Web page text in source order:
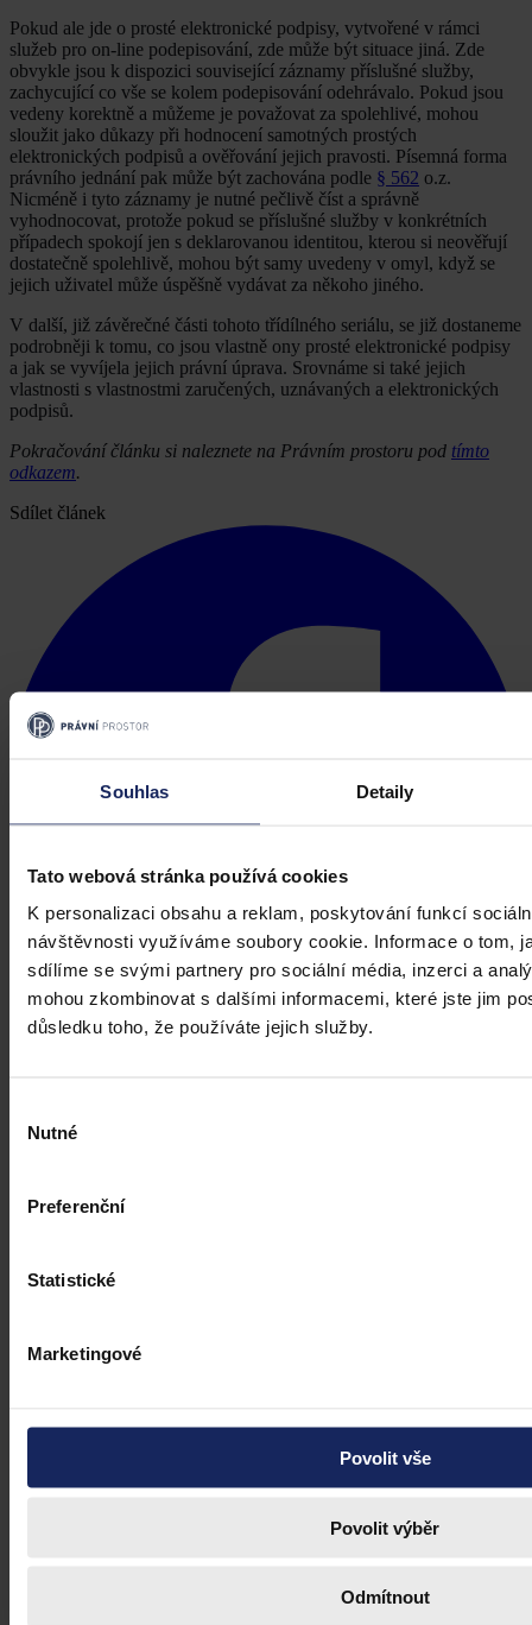
Souhlas Detaily
Tato webová stránka používá cookies
K personalizaci obsahu a reklam, poskytování funkcí
návštěvnosti využíváme soubory cookie. Informace o tom,
sdílíme se svými partnery pro sociální média, inzerci a
mohou zkombinovat s dalšími informacemi, které jste jim
důsledku toho, že používáte jejich služby.
souhlasu
Nutné
Preferenční
Statistické
Marketingové
Povolit vše
Povolit výběr
Odmítnout
Pokud ale jde o prosté elektronické podpisy, vytvořené v rámci
služeb pro on-line podepisování, zde může být situace jiná. Zde
obvykle jsou k dispozici související záznamy příslušné služby,
zachycující co vše se kolem podepisování odehrávalo. Pokud jsou
vedeny korektně a můžeme je považovat za spolehlivé, mohou
sloužit jako důkazy při hodnocení samotných prostých
elektronických podpisů a ověřování jejich pravosti. Písemná forma
právního jednání pak může být zachována podle § 562 o.z.
Nicméně i tyto záznamy je nutné pečlivě číst a správně
vyhodnocovat, protože pokud se příslušné služby v konkrétních
případech spokojí jen s deklarovanou identitou, kterou si neověřují
dostatečně spolehlivě, mohou být samy uvedeny v omyl, když se
jejich uživatel může úspěšně vydávat za někoho jiného.
V další, již závěrečné části tohoto třídílného seriálu, se již dostaneme
podrobněji k tomu, co jsou vlastně ony prosté elektronické podpisy
a jak se vyvíjela jejich právní úprava. Srovnáme si také jejich
vlastnosti s vlastnostmi zaručených, uznávaných a elektronických
podpisů.
Pokračování článku si naleznete na Právním prostoru pod tímto
odkazem.
Sdílet článek